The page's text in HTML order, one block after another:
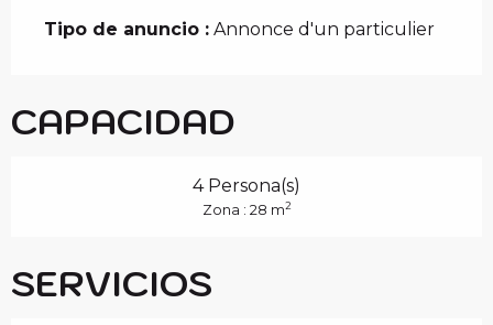
Tipo de anuncio : Annonce d'un particulier
CAPACIDAD
4 Persona(s)
Zona : 28 m2
SERVICIOS